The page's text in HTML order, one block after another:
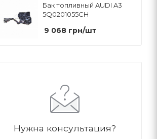
Бак топливный AUDI A3
5Q0201055CH
9 068 грн/шт
Нужна консультация?